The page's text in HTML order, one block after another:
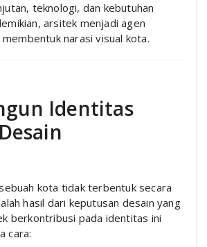
teknologi, dan kebutuhan
arsitek menjadi agen
narasi visual kota.
Identitas
kota tidak terbentuk secara
hasil dari keputusan desain yang
berkontribusi pada identitas ini
cara: